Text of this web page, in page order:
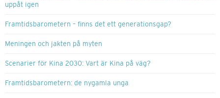
uppåt igen
Framtidsbarometern – finns det ett generationsgap?
Meningen och jakten på myten
Scenarier för Kina 2030: Vart är Kina på väg?
Framtidsbarometern: de nygamla unga